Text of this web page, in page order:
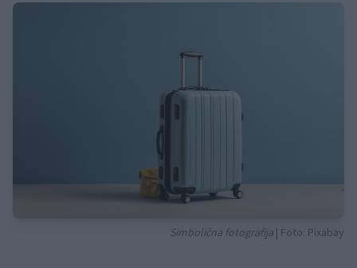
Simbolična fotografija | Foto: Pixabay